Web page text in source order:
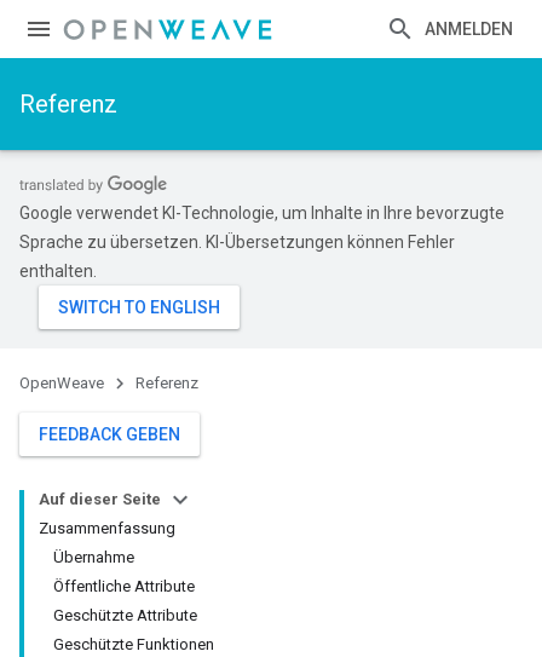
ANMELDEN
Referenz
Google verwendet KI-Technologie, um Inhalte in Ihre bevorzugte
Sprache zu übersetzen. KI-Übersetzungen können Fehler
enthalten.
OpenWeave Referenz
FEEDBACK GEBEN
Auf dieser Seite
Zusammenfassung
Übernahme
Öffentliche Attribute
Geschützte Attribute
Geschützte Funktionen